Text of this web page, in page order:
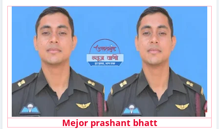
Mejor prashant bhatt